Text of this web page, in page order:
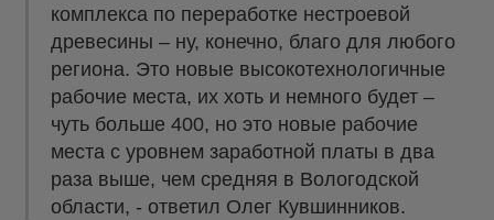
комплекса по переработке нестроевой
древесины – ну, конечно, благо для любого
региона. Это новые высокотехнологичные
рабочие места, их хоть и немного будет –
чуть больше 400, но это новые рабочие
места с уровнем заработной платы в два
раза выше, чем средняя в Вологодской
области, - ответил Олег Кувшинников.